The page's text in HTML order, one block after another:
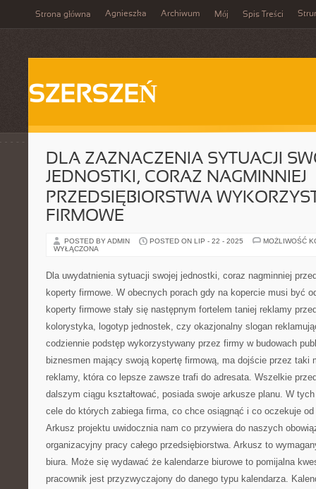
Strona główna Agnieszka Archiwum Mój Spis Treści
SZERSZEŃ
DLA ZAZNACZENIA SYTUACJI
JEDNOSTKI, CORAZ NAGMINNIEJ
PRZEDSIĘBIORSTWA
FIRMOWE
POSTED BY ADMIN POSTED ON LIP - 22 - 2025
MOŻLIWOŚĆ
WYŁĄCZONA
Dla uwydatnienia sytuacji swojej jednostki, coraz nagminniej
koperty firmowe. W obecnych porach gdy na kopercie musi być
koperty firmowe stały się następnym fortelem taniej reklamy
kolorystyka, logotyp jednostek, czy okazjonalny slogan
codziennie podstęp wykorzystywany przez firmy w budowach
biznesmen mający swoją kopertę firmową, ma dojście przez taki
reklamy, która co lepsze zawsze trafi do adresata. Wszelkie
dalszym ciągu kształtować, posiada swoje arkusze planu. W
cele do których zabiega firma, co chce osiągnąć i co oczekuje
Arkusz projektu uwidocznia nam co przywiera do naszych
organizacyjny pracy całego przedsiębiorstwa. Arkusz to
biura. Może się wydawać że kalendarze biurowe to pomijalna
pracownik jest przyzwyczajony do danego typu kalendarza.